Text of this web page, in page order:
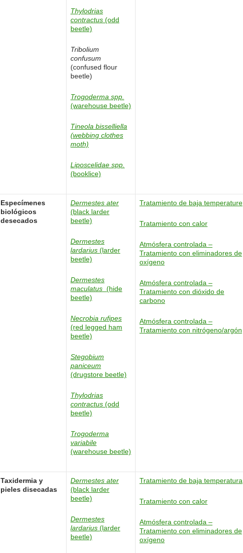
Thylodrias
contractus (odd
beetle)
Tribolium
confusum
(confused flour
beetle)
Trogoderma spp.
(warehouse beetle)
Tineola bisselliella
(webbing clothes
moth)
Liposcelidae spp.
(booklice)
Especímenes
biológicos
desecados
Dermestes ater
(black larder
beetle)
Dermestes
lardarius (larder
beetle)
Dermestes
maculatus (hide
beetle)
Necrobia rufipes
(red legged ham
beetle)
Stegobium
paniceum
(drugstore beetle)
Thylodrias
contractus (odd
beetle)
Trogoderma
variabile
(warehouse beetle)
Tratamiento de baja temperature
Tratamiento con calor
Atmósfera controlada –
Tratamiento con eliminadores de
oxígeno
Atmósfera controlada –
Tratamiento con dióxido de
carbono
Atmósfera controlada –
Tratamiento con nitrógeno/argón
Taxidermia y
pieles disecadas
Dermestes ater
(black larder
beetle)
Dermestes
lardarius (larder
beetle)
Tratamiento de baja temperatura
Tratamiento con calor
Atmósfera controlada –
Tratamiento con eliminadores de
oxígeno